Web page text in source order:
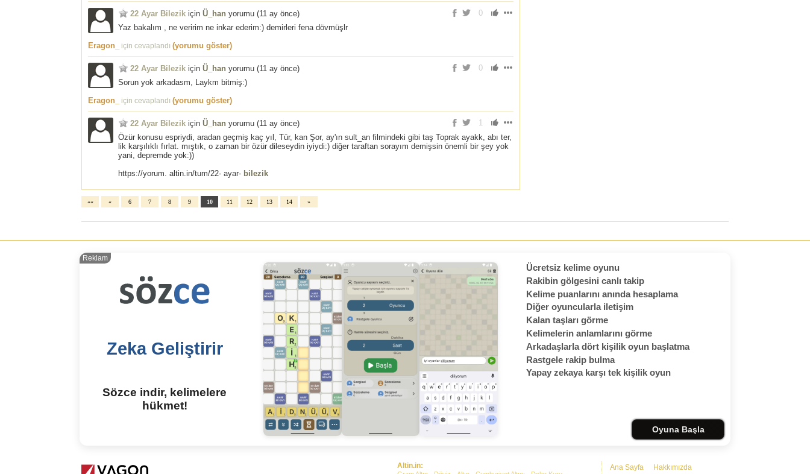
0
22 Ayar Bilezik için Ü_han yorumu (11 ay önce)
Yaz bakalım , ne veririm ne inkar ederim:) demirleri fena dövmüşlr
Eragon_
için cevaplandı (yorumu göster)
0
22 Ayar Bilezik için Ü_han yorumu (11 ay önce)
Sorun yok arkadasm, Laykm bitmiş:)
Eragon_
için cevaplandı (yorumu göster)
1
22 Ayar Bilezik için Ü_han yorumu (11 ay önce)
Özür konusu espriydi, aradan geçmiş kaç yıl, Tür, kan Şor, ay'ın sult_an filmindeki gibi taş Toprak ayakk, abı ter,
lik karşılıklı fırlat. mıştık, o zaman bir özür dileseydin iyiydi:) diğer taraftan sorayım demişsin önemli bir şey yok
yani, depremde yok:))
https://yorum. altin.in/tum/22- ayar- bilezik
«« « 6 7 8 9 10 11 12 13 14 »
Zeka Geliştirir
Sözce indir, kelimelere
hükmet!
Ücretsiz kelime oyunu
Rakibin gölgesini canlı takip
Kelime puanlarını anında hesaplama
Diğer oyuncularla iletişim
Kalan taşları görme
Kelimelerin anlamlarını görme
Arkadaşlarla dört kişilik oyun başlatma
Rastgele rakip bulma
Yapay zekaya karşı tek kişilik oyun
Oyuna Başla
Reklam
Ana Sayfa Hakkımızda
Altin.in: